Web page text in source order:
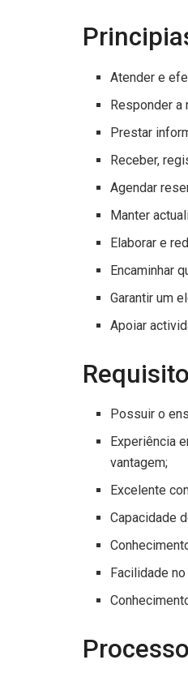
Atender e
Responder
Prestar
Receber,
Agendar
Manter
Elaborar e
Encaminhar
Garantir um
Apoiar
Possuir o
Experiência
vantagem;
Excelente
Capacidade
Facilidade